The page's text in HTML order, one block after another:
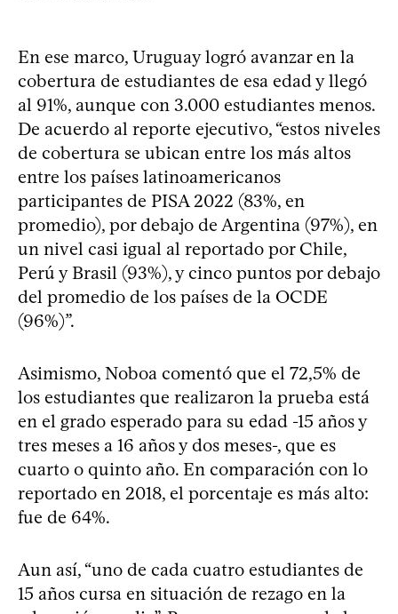
En ese marco, Uruguay logró avanzar en la
cobertura de estudiantes de esa edad y llegó
al 91%, aunque con 3.000 estudiantes menos.
De acuerdo al reporte ejecutivo, “estos niveles
de cobertura se ubican entre los más altos
entre los países latinoamericanos
participantes de PISA 2022 (83%, en
promedio), por debajo de Argentina (97%), en
un nivel casi igual al reportado por Chile,
Perú y Brasil (93%), y cinco puntos por debajo
del promedio de los países de la OCDE
(96%)”.
Asimismo, Noboa comentó que el 72,5% de
los estudiantes que realizaron la prueba está
en el grado esperado para su edad -15 años y
tres meses a 16 años y dos meses-, que es
cuarto o quinto año. En comparación con lo
reportado en 2018, el porcentaje es más alto:
fue de 64%.
Aun así, “uno de cada cuatro estudiantes de
15 años cursa en situación de rezago en la